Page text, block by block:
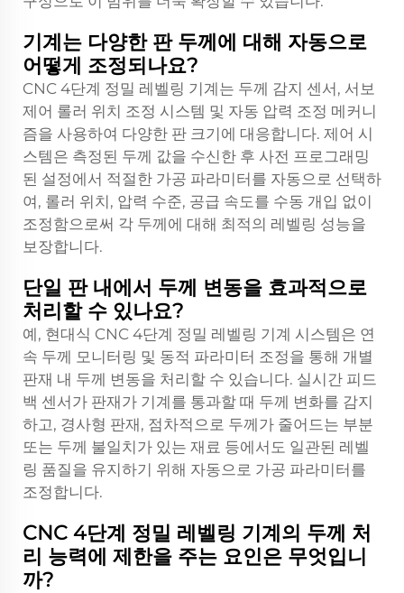
기계는 다양한 판 두께에 대해 자동으로
어떻게 조정되나요?
CNC 4단계 정밀 레벨링 기계는 두께 감지 센서, 서보
제어 롤러 위치 조정 시스템 및 자동 압력 조정 메커니
즘을 사용하여 다양한 판 크기에 대응합니다. 제어 시
스템은 측정된 두께 값을 수신한 후 사전 프로그래밍
된 설정에서 적절한 가공 파라미터를 자동으로 선택하
여, 롤러 위치, 압력 수준, 공급 속도를 수동 개입 없이
조정함으로써 각 두께에 대해 최적의 레벨링 성능을
보장합니다.
단일 판 내에서 두께 변동을 효과적으로
처리할 수 있나요?
예, 현대식 CNC 4단계 정밀 레벨링 기계 시스템은 연
속 두께 모니터링 및 동적 파라미터 조정을 통해 개별
판재 내 두께 변동을 처리할 수 있습니다. 실시간 피드
백 센서가 판재가 기계를 통과할 때 두께 변화를 감지
하고, 경사형 판재, 점차적으로 두께가 줄어드는 부분
또는 두께 불일치가 있는 재료 등에서도 일관된 레벨
링 품질을 유지하기 위해 자동으로 가공 파라미터를
조정합니다.
CNC 4단계 정밀 레벨링 기계의 두께 처
리 능력에 제한을 주는 요인은 무엇입니
까?